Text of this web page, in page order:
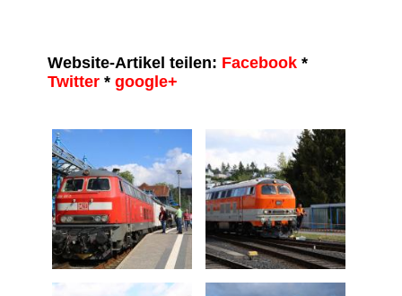
Website-Artikel teilen: Facebook*
Twitter* google+